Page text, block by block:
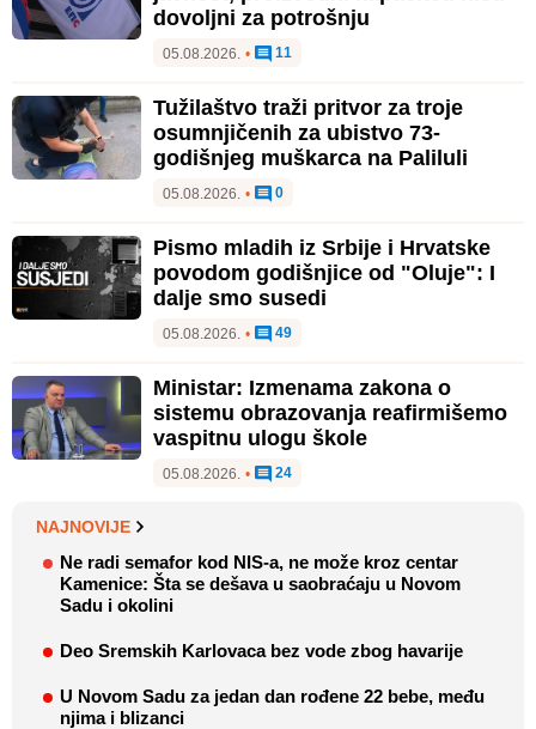
dovoljni za potrošnju
05.08.2026. • 11
Tužilaštvo traži pritvor za troje
osumnjičenih za ubistvo 73-
godišnjeg muškarca na Paliluli
05.08.2026. • 0
Pismo mladih iz Srbije i Hrvatske
povodom godišnjice od "Oluje": I
dalje smo susedi
05.08.2026. • 49
Ministar: Izmenama zakona o
sistemu obrazovanja reafirmišemo
vaspitnu ulogu škole
05.08.2026. • 24
NAJNOVIJE
Ne radi semafor kod NIS-a, ne može kroz centar
Kamenice: Šta se dešava u saobraćaju u Novom
Sadu i okolini
Deo Sremskih Karlovaca bez vode zbog havarije
U Novom Sadu za jedan dan rođene 22 bebe, među
njima i blizanci